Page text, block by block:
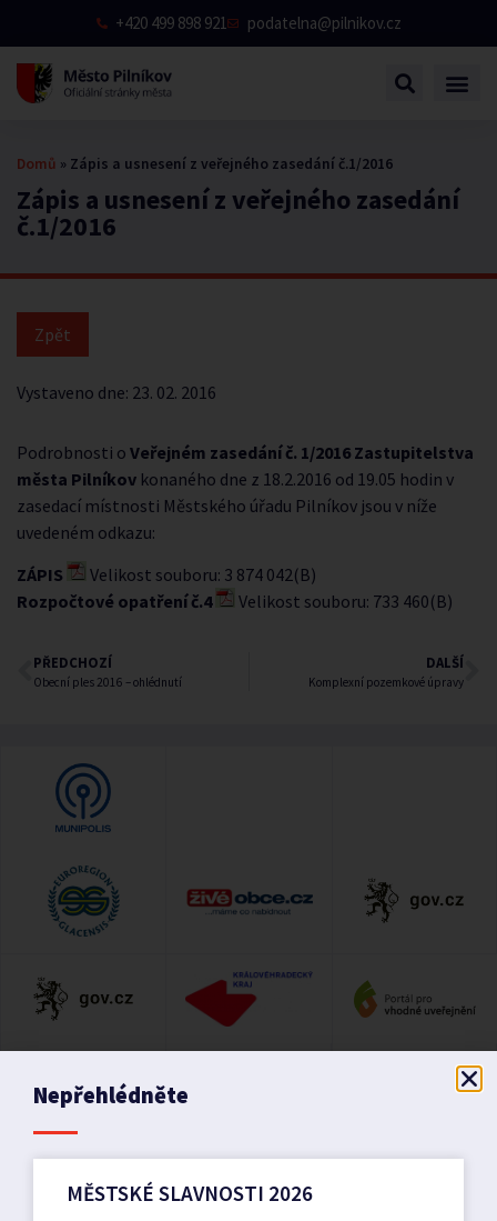
+420 499 898 921 podatelna@pilnikov.cz
Zápis a usnesení z veřejného zasedání
č.1/2016
Domů » Zápis a usnesení z veřejného zasedání č.1/2016
Vystaveno dne: 23. 02. 2016
Podrobnosti o Veřejném zasedání č. 1/2016 Zastupitelstva
města Pilníkov konaného dne z 18.2.2016 od 19.05 hodin v
zasedací místnosti Městského úřadu Pilníkov jsou v níže
uvedeném odkazu:
ZÁPIS
Velikost souboru: 3 874 042(B)
Rozpočtové opatření č.4
Velikost souboru: 733 460(B)
PŘEDCHOZÍ
Obecní ples 2016 – ohlédnutí
DALŠÍ
Komplexní pozemkové úpravy
Nepřehlédněte
MĚSTSKÉ SLAVNOSTI 2026